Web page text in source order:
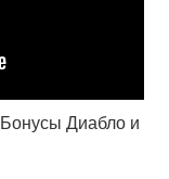
Диабло и